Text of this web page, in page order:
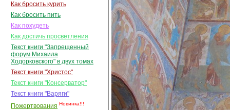
Как бросить курить
Как бросить пить
Как похудеть
Как достичь просветления
Текст книги "Запрещенный
форум Михаила
Ходорковского" в двух томах
Текст книги "Христос"
Текст книги "Консерватор"
Текст книги "Варяги"
Пожертвования Новинка!!!